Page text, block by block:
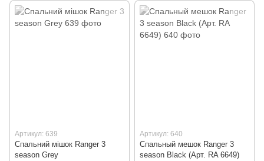
Артикул: 639
Спальний мішок Ranger 3
season Grey
Артикул: 640
Спальный мешок Ranger 3
season Black (Арт. RA 6649)